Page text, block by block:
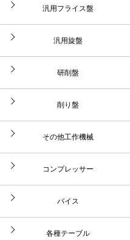
汎用フライス盤
汎用旋盤
研削盤
削り盤
その他工作機械
コンプレッサー
バイス
各種テーブル